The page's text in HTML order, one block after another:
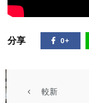
分享 0+
較新